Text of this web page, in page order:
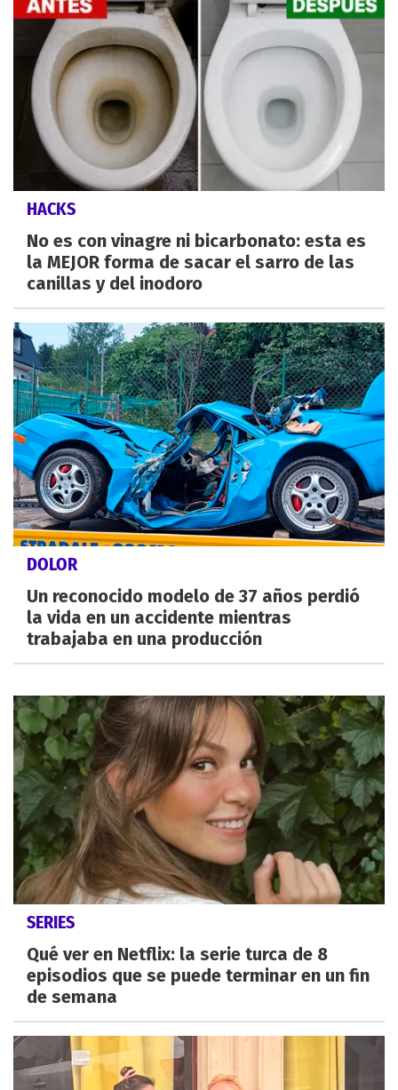
HACKS
No es con vinagre ni bicarbonato: esta es
la MEJOR forma de sacar el sarro de las
canillas y del inodoro
DOLOR
Un reconocido modelo de 37 años perdió
la vida en un accidente mientras
trabajaba en una producción
SERIES
Qué ver en Netflix: la serie turca de 8
episodios que se puede terminar en un fin
de semana